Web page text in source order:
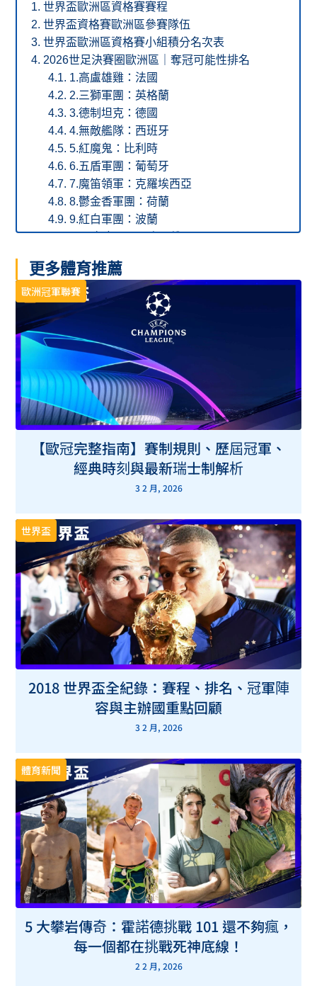
世界盃歐洲區資格賽賽程
世界盃資格賽歐洲區參賽隊伍
世界盃歐洲區資格賽小組積分名次表
2026世足決賽圈歐洲區｜奪冠可能性排名
1.高盧雄雞：法國
2.三獅軍團：英格蘭
3.德制坦克：德國
4.無敵艦隊：西班牙
5.紅魔鬼：比利時
6.五盾軍團：葡萄牙
7.魔笛領軍：克羅埃西亞
8.鬱金香軍團：荷蘭
9.紅白軍團：波蘭
10.白鷹軍團：塞爾維亞
12.軍刀十字軍團：瑞士
13.紅龍軍團：威爾斯
14.黃藍軍團：烏克蘭
2026世足資格賽其他賽區
如何線上投注世界盃與觀看世界盃歐洲區資格賽
結論：誰將率先挺進 2026 世界盃決賽圈？
更多體育推薦
歐洲冠軍聯賽
【歐冠完整指南】賽制規則、歷屆冠軍、
經典時刻與最新瑞士制解析
3 2 月, 2026
世界盃
2018 世界盃全紀錄：賽程、排名、冠軍陣
容與主辦國重點回顧
3 2 月, 2026
體育新聞
5 大攀岩傳奇：霍諾德挑戰 101 還不夠瘋，
每一個都在挑戰死神底線！
2 2 月, 2026